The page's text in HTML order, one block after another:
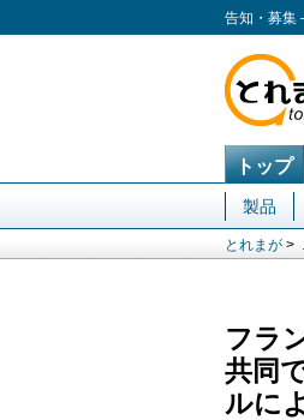
告知・募集
トップ
製品
とれまが >
フラ
共同
ルに